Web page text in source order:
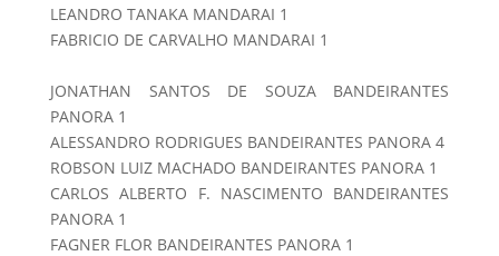
LEANDRO TANAKA MANDARAI 1
FABRICIO DE CARVALHO MANDARAI 1
JONATHAN SANTOS DE SOUZA BANDEIRANTES
PANORA 1
ALESSANDRO RODRIGUES BANDEIRANTES PANORA 4
ROBSON LUIZ MACHADO BANDEIRANTES PANORA 1
CARLOS ALBERTO F. NASCIMENTO BANDEIRANTES
PANORA 1
FAGNER FLOR BANDEIRANTES PANORA 1